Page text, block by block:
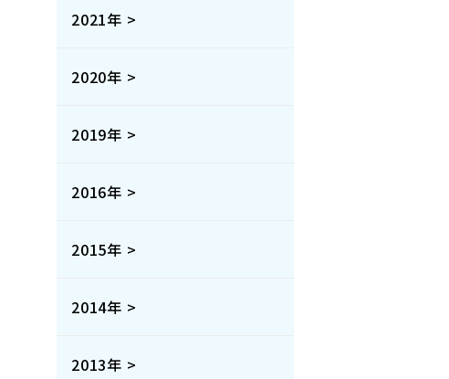
2021年 >
2020年 >
2019年 >
2016年 >
2015年 >
2014年 >
2013年 >